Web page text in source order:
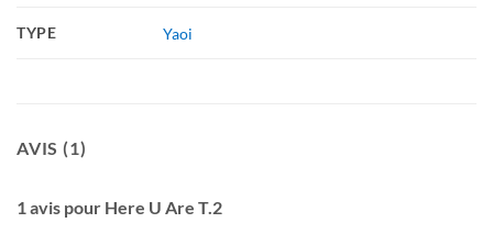
TYPE Yaoi
AVIS (1)
1 avis pour Here U Are T.2